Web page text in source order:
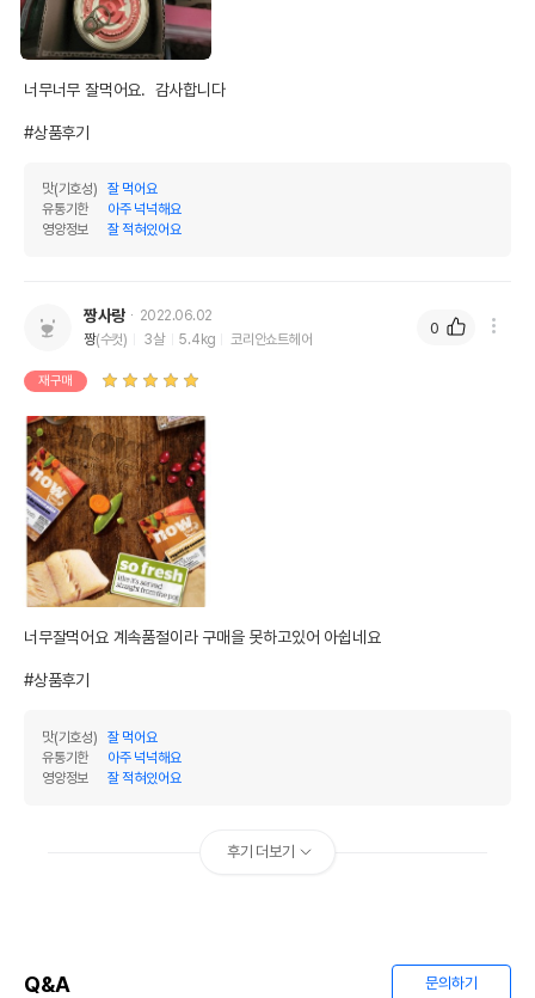
전화번호
유통기한
단, 상품명에 유통기한 명시된 경우, 해당
너무너무 잘먹어요.  감사합니다
#상품후기
맛(기호성)
잘 먹어요
유통기한
아주 넉넉해요
영양정보
잘 적혀있어요
짱사랑
2022.06.02
짱(수컷) 3살 5.4kg 코리안쇼트헤어
재구매
너무잘먹어요 계속품절이라 구매을 못하고있어 아쉽네요
#상품후기
맛(기호성)
잘 먹어요
유통기한
아주 넉넉해요
영양정보
잘 적혀있어요
0
후기 더보기
Q&A 문의하기